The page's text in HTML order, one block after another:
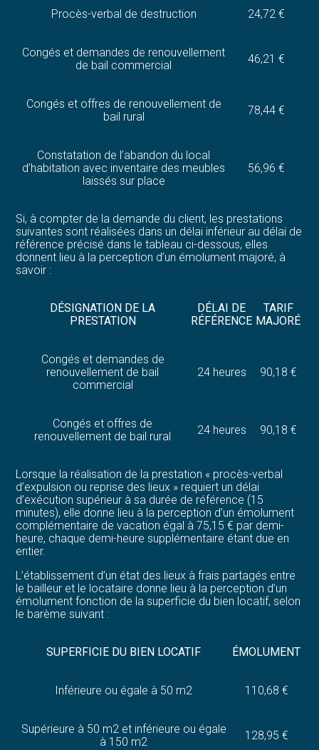
Procès-verbal de destruction 24,72 €
Congés et demandes de renouvellement
de bail commercial
46,21 €
Congés et offres de renouvellement de
bail rural
78,44 €
Constatation de l’abandon du local
d’habitation avec inventaire des meubles
laissés sur place
56,96 €
Si, à compter de la demande du client, les prestations
suivantes sont réalisées dans un délai inférieur au délai de
référence précisé dans le tableau ci-dessous, elles
donnent lieu à la perception d’un émolument majoré, à
savoir :
DÉSIGNATION DE LA
PRESTATION
DÉLAI DE
RÉFÉRENCE
TARIF
MAJORÉ
Congés et demandes de
renouvellement de bail
commercial
24 heures 90,18 €
Congés et offres de
renouvellement de bail rural
24 heures 90,18 €
Lorsque la réalisation de la prestation « procès-verbal
d’expulsion ou reprise des lieux » requiert un délai
d’exécution supérieur à sa durée de référence (15
minutes), elle donne lieu à la perception d’un émolument
complémentaire de vacation égal à 75,15 € par demi-
heure, chaque demi-heure supplémentaire étant due en
entier.
L’établissement d’un état des lieux à frais partagés entre
le bailleur et le locataire donne lieu à la perception d’un
émolument fonction de la superficie du bien locatif, selon
le barème suivant :
SUPERFICIE DU BIEN LOCATIF ÉMOLUMENT
Inférieure ou égale à 50 m2 110,68 €
Supérieure à 50 m2 et inférieure ou égale
à 150 m2
128,95 €